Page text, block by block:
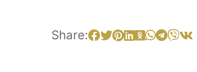
Share: